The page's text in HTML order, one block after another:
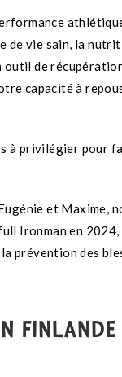
de vie sain, la
de
capacité à
à privilégier pour
et Maxime,
Ironman en
prévention des
FINLANDE